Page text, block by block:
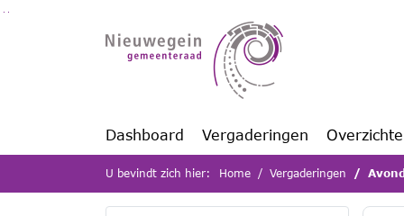
Ga naar de inhoud van deze pagina
Dashboard Vergaderingen
U bevindt zich hier: Home Vergaderingen